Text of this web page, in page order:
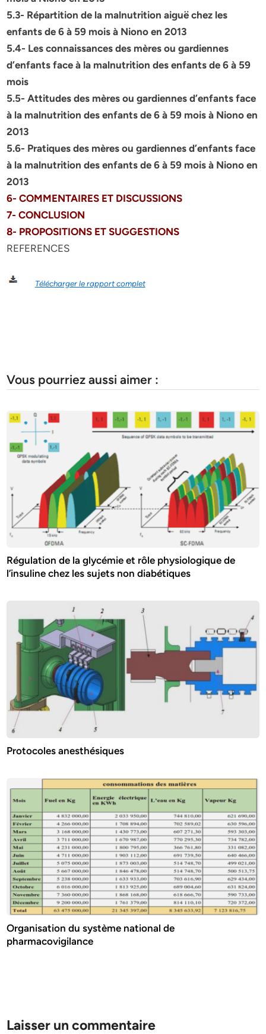
5.3- Répartition de la malnutrition aiguë chez les
enfants de 6 à 59 mois à Niono en 2013
5.4- Les connaissances des mères ou gardiennes
d’enfants face à la malnutrition des enfants de 6 à 59
mois
5.5- Attitudes des mères ou gardiennes d’enfants face
à la malnutrition des enfants de 6 à 59 mois à Niono en
2013
5.6- Pratiques des mères ou gardiennes d’enfants face
à la malnutrition des enfants de 6 à 59 mois à Niono en
2013
6- COMMENTAIRES ET DISCUSSIONS
7- CONCLUSION
8- PROPOSITIONS ET SUGGESTIONS
REFERENCES
Télécharger le rapport complet
Vous pourriez aussi aimer :
Régulation de la glycémie et rôle physiologique de
l’insuline chez les sujets non diabétiques
Protocoles anesthésiques
Organisation du système national de
pharmacovigilance
Laisser un commentaire